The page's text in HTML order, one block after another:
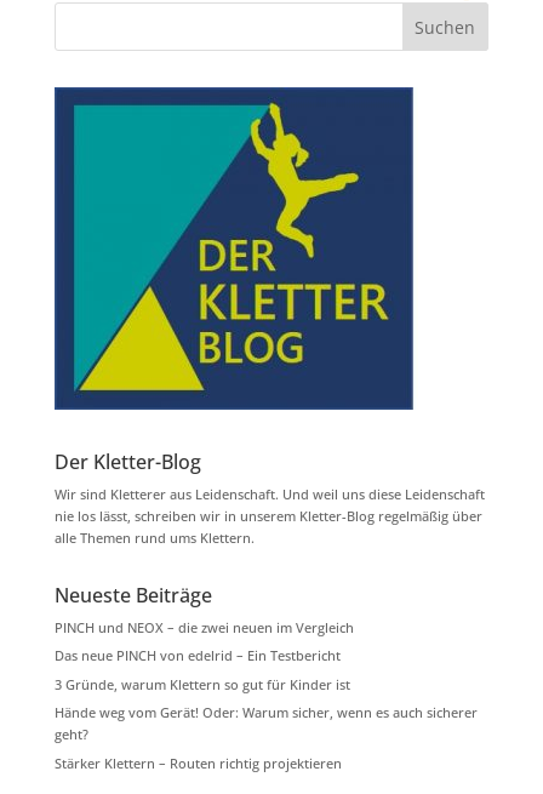
Der Kletter-Blog
Wir sind Kletterer aus Leidenschaft. Und weil uns diese Leidenschaft
nie los lässt, schreiben wir in unserem Kletter-Blog regelmäßig über
alle Themen rund ums Klettern.
Neueste Beiträge
PINCH und NEOX – die zwei neuen im Vergleich
Das neue PINCH von edelrid – Ein Testbericht
3 Gründe, warum Klettern so gut für Kinder ist
Hände weg vom Gerät! Oder: Warum sicher, wenn es auch sicherer
geht?
Stärker Klettern – Routen richtig projektieren